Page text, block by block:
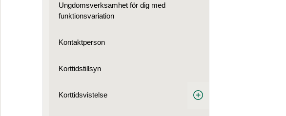
Ungdomsverksamhet för dig med
funktionsvariation
Kontaktperson
Korttidstillsyn
Korttidsvistelse